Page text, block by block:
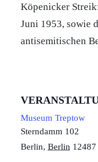
Köpenicker
Juni 1953, sowie
antisemitischen
Museum Treptow
Sterndamm 102
Berlin, Berlin 12487